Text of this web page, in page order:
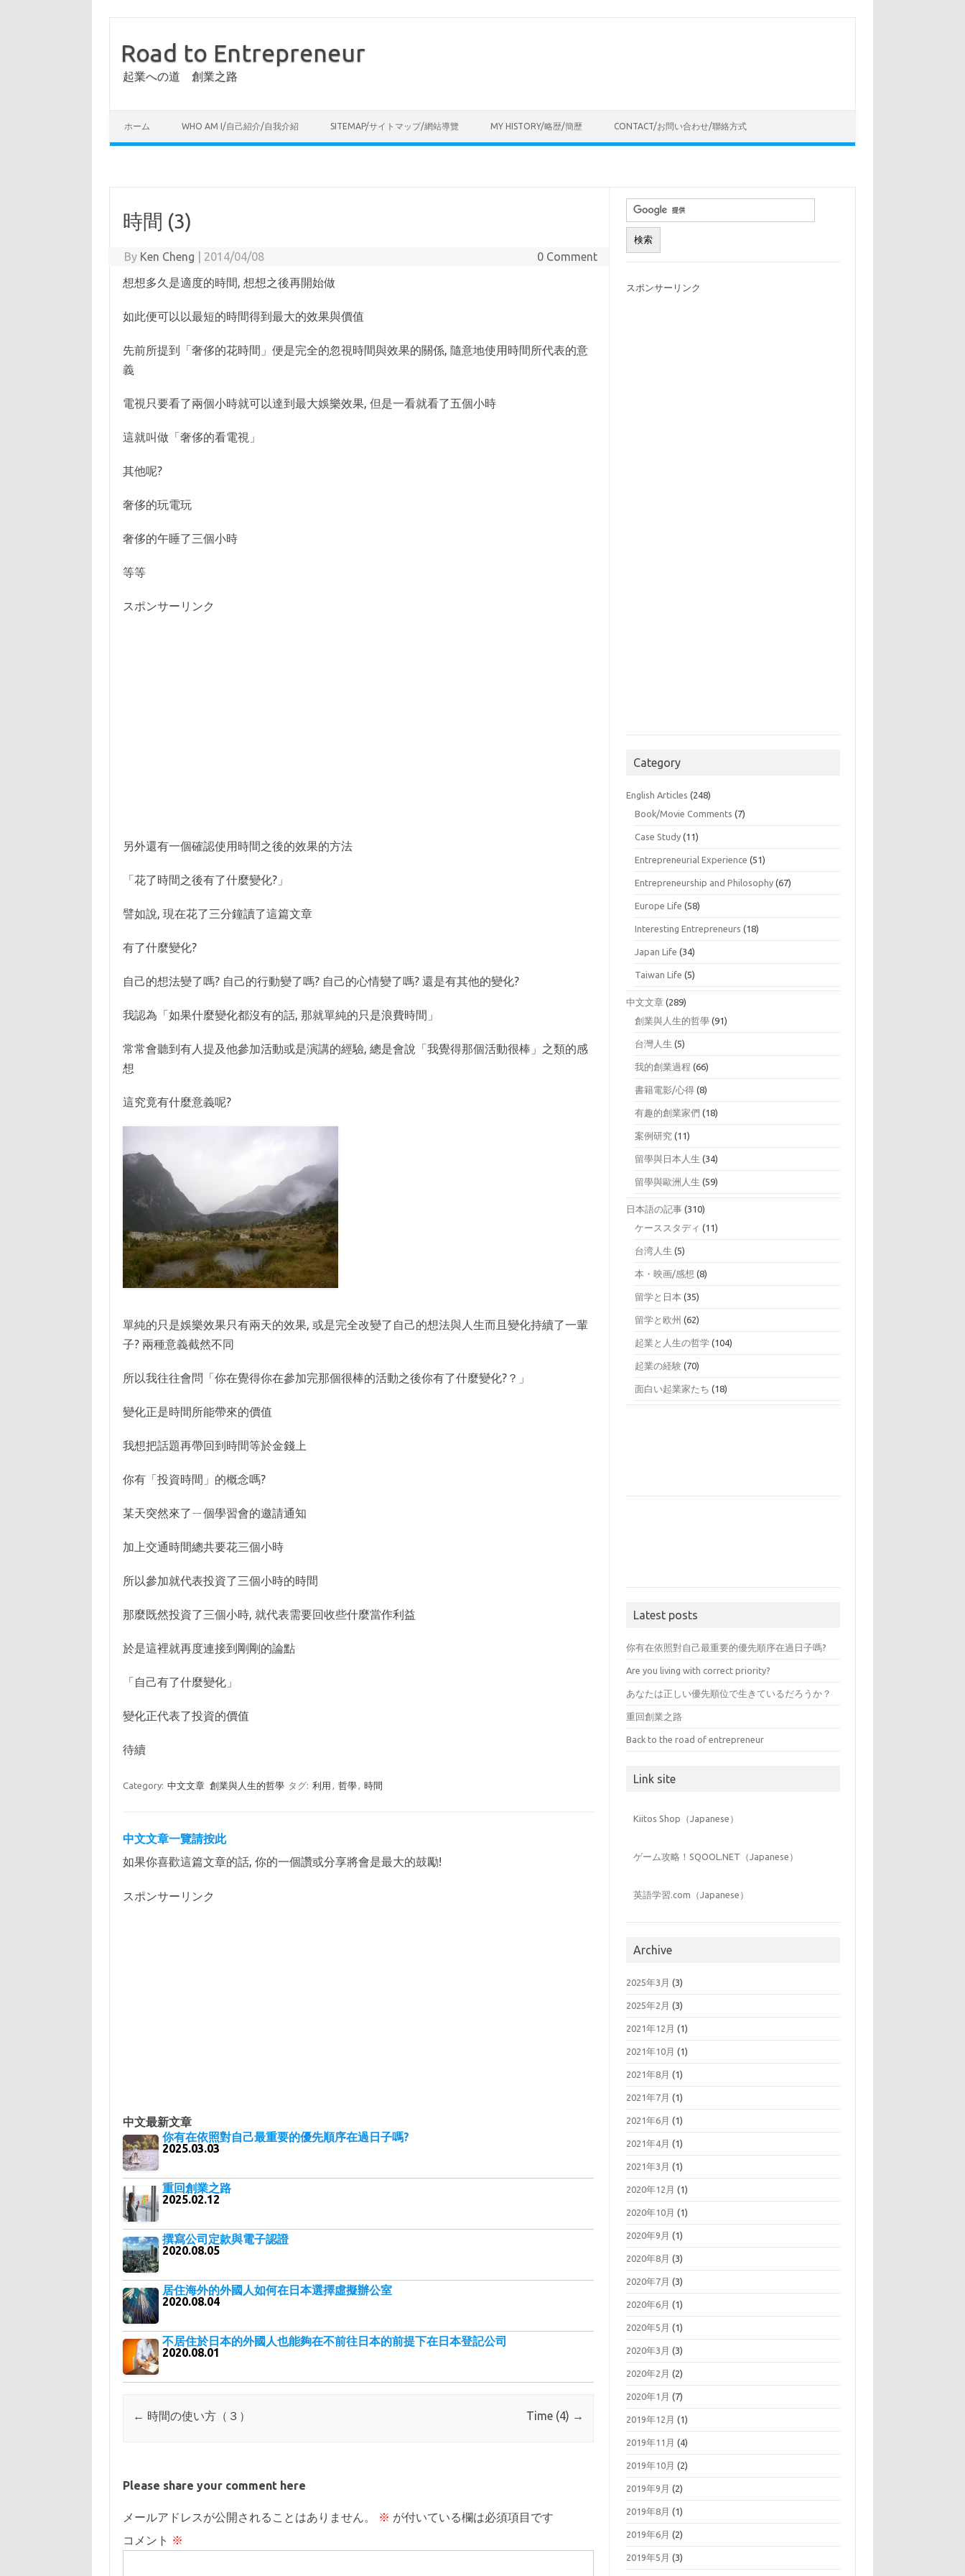
Road to Entrepreneur
起業への道 創業之路
ホーム WHO AM I/自己紹介/自我介紹 SITEMAP/サイトマップ/網站導覽 MY HISTORY/略歴/簡歷 CONTACT/お問い合わせ/聯絡方式
時間 (3)
By Ken Cheng 2014/04/08
0 Comment
想想多久是適度的時間, 想想之後再開始做
如此便可以以最短的時間得到最大的效果與價值
先前所提到「奢侈的花時間」便是完全的忽視時間與效果的關係, 隨意地使用時間所代表的意
義
電視只要看了兩個小時就可以達到最大娛樂效果, 但是一看就看了五個小時
這就叫做「奢侈的看電視」
其他呢?
奢侈的玩電玩
奢侈的午睡了三個小時
等等
スポンサーリンク
另外還有一個確認使用時間之後的效果的方法
「花了時間之後有了什麼變化?」
譬如說, 現在花了三分鐘讀了這篇文章
有了什麼變化?
自己的想法變了嗎? 自己的行動變了嗎? 自己的心情變了嗎? 還是有其他的變化?
我認為「如果什麼變化都沒有的話, 那就單純的只是浪費時間」
常常會聽到有人提及他參加活動或是演講的經驗, 總是會說「我覺得那個活動很棒」之類的感
想
這究竟有什麼意義呢?
單純的只是娛樂效果只有兩天的效果, 或是完全改變了自己的想法與人生而且變化持續了一輩
子? 兩種意義截然不同
所以我往往會問「你在覺得你在參加完那個很棒的活動之後你有了什麼變化?？」
變化正是時間所能帶來的價值
我想把話題再帶回到時間等於金錢上
你有「投資時間」的概念嗎?
某天突然來了ㄧ個學習會的邀請通知
加上交通時間總共要花三個小時
所以參加就代表投資了三個小時的時間
那麼既然投資了三個小時, 就代表需要回收些什麼當作利益
於是這裡就再度連接到剛剛的論點
「自己有了什麼變化」
變化正代表了投資的價值
待續
Category: 中文文章 創業與人生的哲學 タグ: 利用 , 哲學, 時間
中文文章一覽請按此
如果你喜歡這篇文章的話, 你的一個讚或分享將會是最大的鼓勵!
スポンサーリンク
中文最新文章
你有在依照對自己最重要的優先順序在過日子嗎?
2025.03.03
重回創業之路
2025.02.12
撰寫公司定款與電子認證
2020.08.05
居住海外的外國人如何在日本選擇虛擬辦公室
2020.08.04
不居住於日本的外國人也能夠在不前往日本的前提下在日本登記公司
2020.08.01
Post navigation
← 時間の使い方（３） Time (4) →
Please share your comment here
メールアドレスが公開されることはありません。 ※ が付いている欄は必須項目です
コメント ※
スポンサーリンク
Category
English Articles (248)
Book/Movie Comments (7)
Case Study (11)
Entrepreneurial Experience (51)
Entrepreneurship and Philosophy (67)
Europe Life (58)
Interesting Entrepreneurs (18)
Japan Life (34)
Taiwan Life (5)
中文文章 (289)
創業與人生的哲學 (91)
台灣人生 (5)
我的創業過程 (66)
書籍電影/心得 (8)
有趣的創業家們 (18)
案例研究 (11)
留學與日本人生 (34)
留學與歐洲人生 (59)
日本語の記事 (310)
ケーススタディ (11)
台湾人生 (5)
本・映画/感想 (8)
留学と日本 (35)
留学と欧州 (62)
起業と人生の哲学 (104)
起業の経験 (70)
面白い起業家たち (18)
Latest posts
你有在依照對自己最重要的優先順序在過日子嗎?
Are you living with correct priority?
あなたは正しい優先順位で生きているだろうか？
重回創業之路
Back to the road of entrepreneur
Link site
Kiitos Shop（Japanese）
ゲーム攻略！SQOOL.NET（Japanese）
英語学習.com（Japanese）
Archive
2025年3月 (3)
2025年2月 (3)
2021年12月 (1)
2021年10月 (1)
2021年8月 (1)
2021年7月 (1)
2021年6月 (1)
2021年4月 (1)
2021年3月 (1)
2020年12月 (1)
2020年10月 (1)
2020年9月 (1)
2020年8月 (3)
2020年7月 (3)
2020年6月 (1)
2020年5月 (1)
2020年3月 (3)
2020年2月 (2)
2020年1月 (7)
2019年12月 (1)
2019年11月 (4)
2019年10月 (2)
2019年9月 (2)
2019年8月 (1)
2019年6月 (2)
2019年5月 (3)